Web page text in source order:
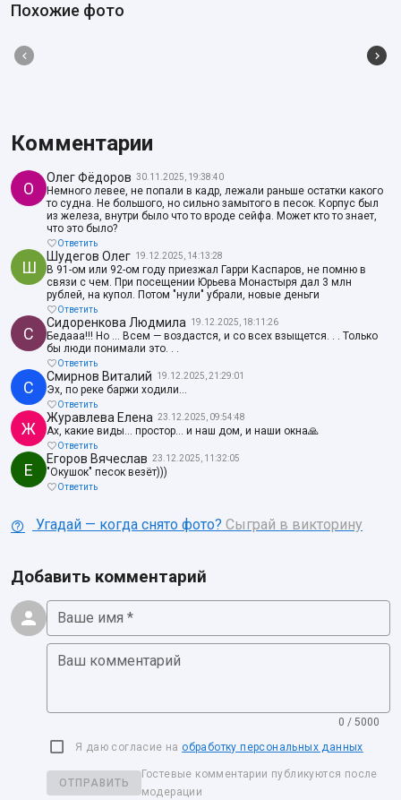
Похожие фото
Комментарии
О
Олег Фёдоров 30.11.2025, 19:38:40
Немного левее, не попали в кадр, лежали раньше остатки какого
то судна. Не большого, но сильно замытого в песок. Корпус был
из железа, внутри было что то вроде сейфа. Может кто то знает,
что это было?
Ответить
Ш
Шудегов Олег 19.12.2025, 14:13:28
В 91-ом или 92-ом году приезжал Гарри Каспаров, не помню в
связи с чем. При посещении Юрьева Монастыря дал 3 млн
рублей, на купол. Потом "нули" убрали, новые деньги
Ответить
С
Сидоренкова Людмила 19.12.2025, 18:11:26
Бедааа!!! Но ... Всем — воздастся, и со всех взыщется. . . Только
бы люди понимали это. . .
Ответить
С
Смирнов Виталий 19.12.2025, 21:29:01
Эх, по реке баржи ходили...
Ответить
Ж
Журавлева Елена 23.12.2025, 09:54:48
Ах, какие виды… простор… и наш дом, и наши окна🙏
Ответить
Е
Егоров Вячеслав 23.12.2025, 11:32:05
"Окушок" песок везёт)))
Ответить
Угадай — когда снято фото? Сыграй в викторину
Добавить комментарий
Ваше имя *
Ваш комментарий
0 / 5000
Я даю согласие на обработку персональных данных
ОТПРАВИТЬ
Гостевые комментарии публикуются после
модерации